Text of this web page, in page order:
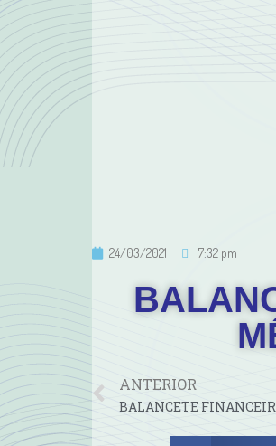
24/03/2021 7:32 pm
ANTERIOR
BALANCETE